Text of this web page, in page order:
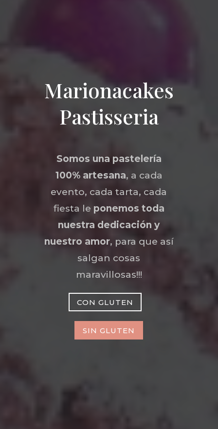
Marionacakes
Pastisseria
Somos una pastelería
100% artesana, a cada
evento, cada tarta, cada
fiesta le ponemos toda
nuestra dedicación y
nuestro amor, para que así
salgan cosas
maravillosas!!!
CON GLUTEN
SIN GLUTEN